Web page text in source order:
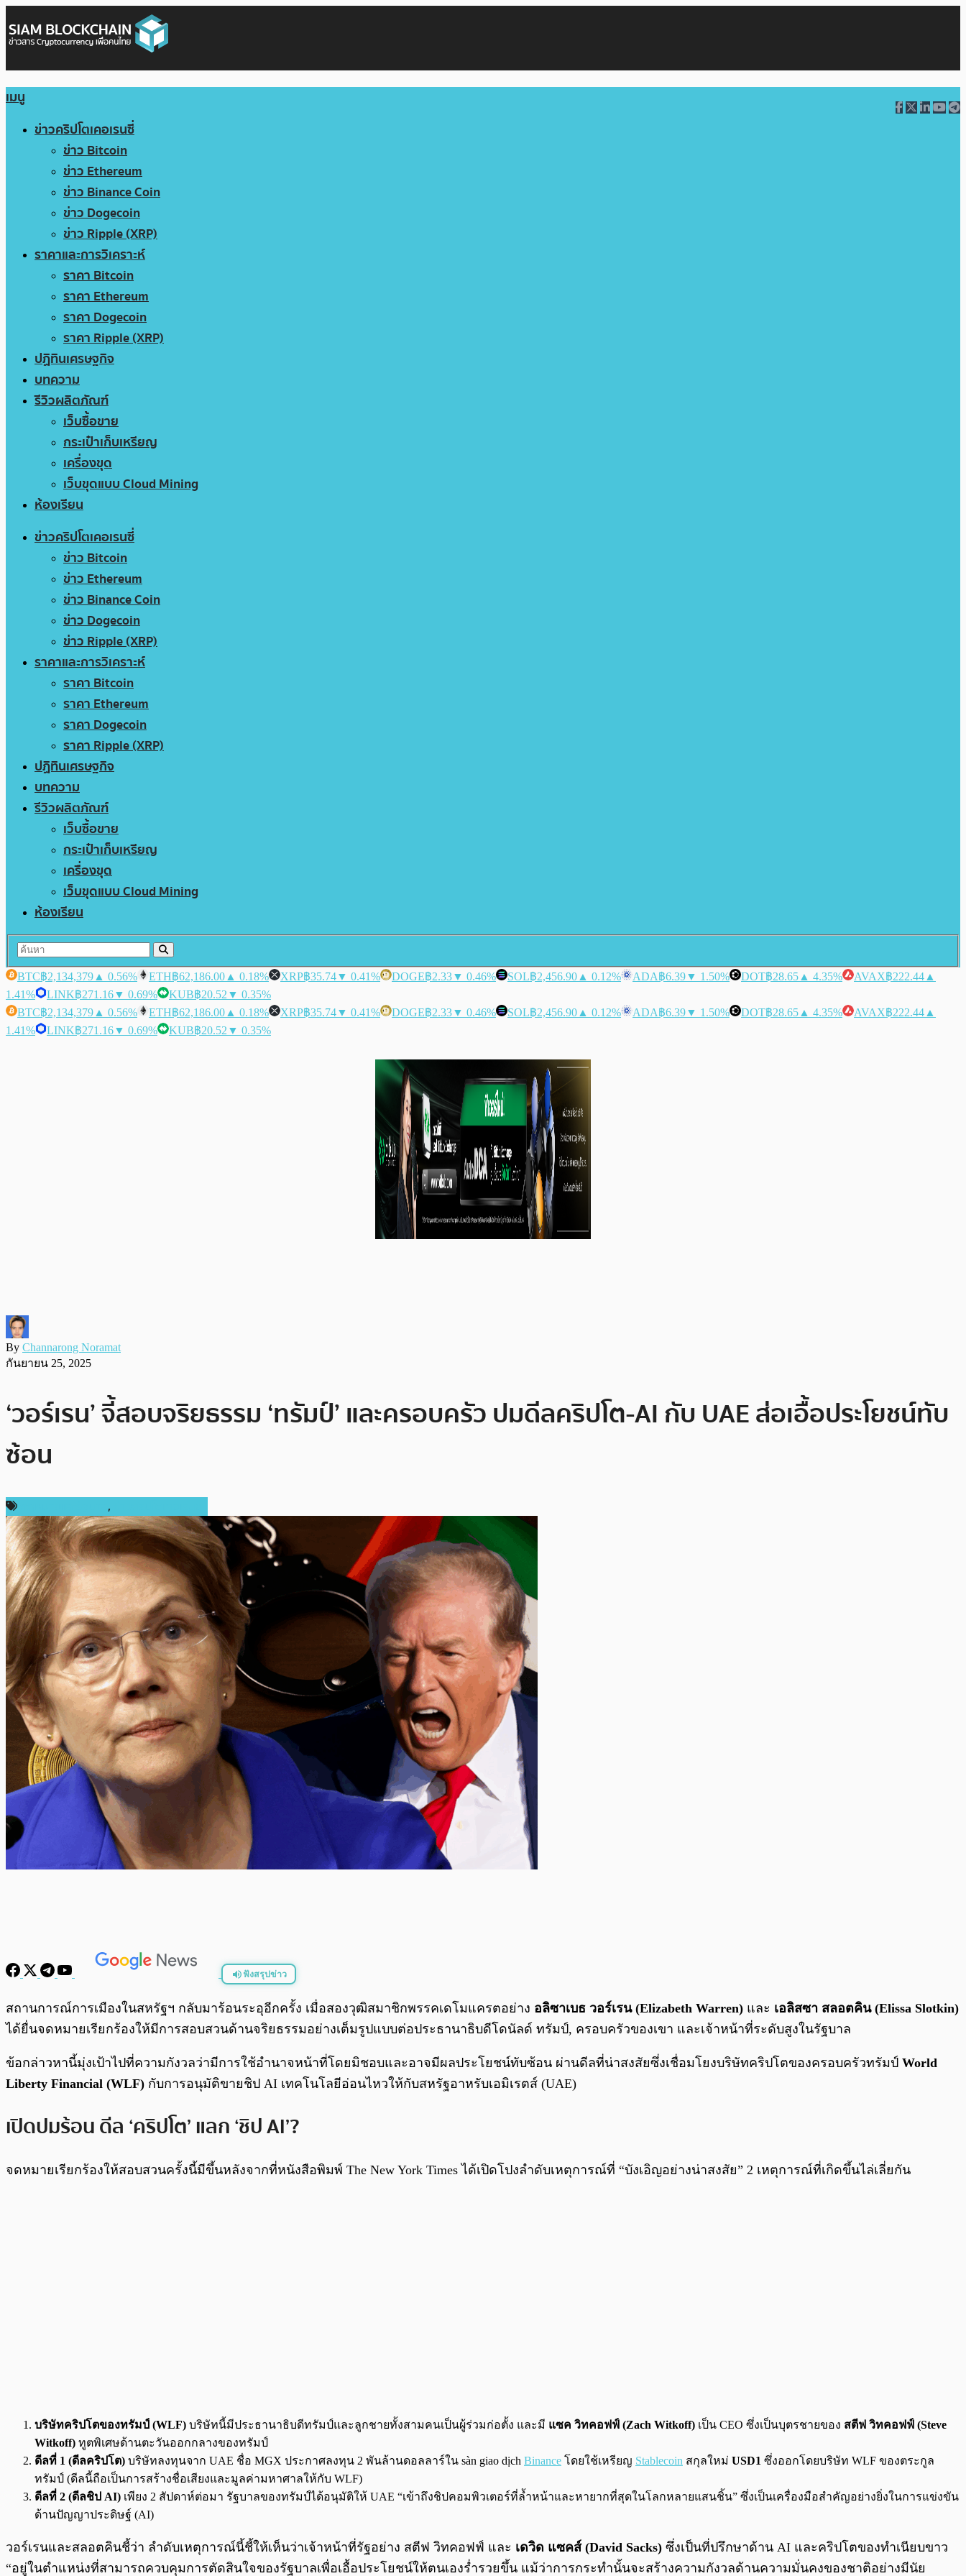
เมนู
ข่าวคริปโตเคอเรนซี่
ข่าว Bitcoin
ข่าว Ethereum
ข่าว Binance Coin
ข่าว Dogecoin
ข่าว Ripple (XRP)
ราคาและการวิเคราะห์
ราคา Bitcoin
ราคา Ethereum
ราคา Dogecoin
ราคา Ripple (XRP)
ปฏิทินเศรษฐกิจ
บทความ
รีวิวผลิตภัณฑ์
เว็บซื้อขาย
กระเป๋าเก็บเหรียญ
เครื่องขุด
เว็บขุดแบบ Cloud Mining
ห้องเรียน
ข่าวคริปโตเคอเรนซี่
ข่าว Bitcoin
ข่าว Ethereum
ข่าว Binance Coin
ข่าว Dogecoin
ข่าว Ripple (XRP)
ราคาและการวิเคราะห์
ราคา Bitcoin
ราคา Ethereum
ราคา Dogecoin
ราคา Ripple (XRP)
ปฏิทินเศรษฐกิจ
บทความ
รีวิวผลิตภัณฑ์
เว็บซื้อขาย
กระเป๋าเก็บเหรียญ
เครื่องขุด
เว็บขุดแบบ Cloud Mining
ห้องเรียน
BTC฿2,134,379 ▲ 0.56% ETH฿62,186.00 ▲ 0.18% XRP฿35.74▼ 0.41% DOGE฿2.33▼ 0.46% SOL฿2,456.90 ▲ 0.12% ADA฿6.39▼ 1.50% DOT฿28.65 ▲ 4.35% AVAX฿222.44 ▲
1.41%
LINK฿271.16▼ 0.69% KUB฿20.52 ▼ 0.35%
BTC฿2,134,379 ▲ 0.56% ETH฿62,186.00 ▲ 0.18% XRP฿35.74▼ 0.41% DOGE฿2.33▼ 0.46% SOL฿2,456.90 ▲ 0.12% ADA฿6.39▼ 1.50% DOT฿28.65 ▲ 4.35% AVAX฿222.44 ▲
1.41%
LINK฿271.16▼ 0.69% KUB฿20.52 ▼ 0.35%
By Channarong Noramat
กันยายน 25, 2025
‘วอร์เรน’ จี้สอบจริยธรรม ‘ทรัมป์’ และครอบครัว ปมดีลคริปโต-AI กับ UAE ส่อเอื้อประโยชน์ทับ
ซ้อน
,
ฟังสรุปข่าว
พร้อมเล่น 0:00/0:00
สถานการณ์การเมืองในสหรัฐฯ กลับมาร้อนระอุอีกครั้ง เมื่อสองวุฒิสมาชิกพรรคเดโมแครตอย่าง อลิซาเบธ วอร์เรน (Elizabeth Warren) และ เอลิสซา สลอตคิน (Elissa Slotkin)
ได้ยื่นจดหมายเรียกร้องให้มีการสอบสวนด้านจริยธรรมอย่างเต็มรูปแบบต่อประธานาธิบดีโดนัลด์ ทรัมป์, ครอบครัวของเขา และเจ้าหน้าที่ระดับสูงในรัฐบาล
ข้อกล่าวหานี้มุ่งเป้าไปที่ความกังวลว่ามีการใช้อำนาจหน้าที่โดยมิชอบและอาจมีผลประโยชน์ทับซ้อน ผ่านดีลที่น่าสงสัยซึ่งเชื่อมโยงบริษัทคริปโตของครอบครัวทรัมป์ World
Liberty Financial (WLF) กับการอนุมัติขายชิป AI เทคโนโลยีอ่อนไหวให้กับสหรัฐอาหรับเอมิเรตส์ (UAE)
เปิดปมร้อน ดีล ‘คริปโต’ แลก ‘ชิป AI’?
จดหมายเรียกร้องให้สอบสวนครั้งนี้มีขึ้นหลังจากที่หนังสือพิมพ์ The New York Times ได้เปิดโปงลำดับเหตุการณ์ที่ “บังเอิญอย่างน่าสงสัย” 2 เหตุการณ์ที่เกิดขึ้นไล่เลี่ยกัน
บริษัทคริปโตของทรัมป์ (WLF) บริษัทนี้มีประธานาธิบดีทรัมป์และลูกชายทั้งสามคนเป็นผู้ร่วมก่อตั้ง และมี แซค วิทคอฟฟ์ (Zach Witkoff) เป็น CEO ซึ่งเป็นบุตรชายของ สตีฟ วิทคอฟฟ์ (Steve
Witkoff) ทูตพิเศษด้านตะวันออกกลางของทรัมป์
ดีลที่ 1 (ดีลคริปโต) บริษัทลงทุนจาก UAE ชื่อ MGX ประกาศลงทุน 2 พันล้านดอลลาร์ใน sàn giao dịch Binance โดยใช้เหรียญ Stablecoin สกุลใหม่ USD1 ซึ่งออกโดยบริษัท WLF ของตระกูล
ทรัมป์ (ดีลนี้ถือเป็นการสร้างชื่อเสียงและมูลค่ามหาศาลให้กับ WLF)
ดีลที่ 2 (ดีลชิป AI) เพียง 2 สัปดาห์ต่อมา รัฐบาลของทรัมป์ได้อนุมัติให้ UAE “เข้าถึงชิปคอมพิวเตอร์ที่ล้ำหน้าและหายากที่สุดในโลกหลายแสนชิ้น” ซึ่งเป็นเครื่องมือสำคัญอย่างยิ่งในการแข่งขัน
ด้านปัญญาประดิษฐ์ (AI)
วอร์เรนและสลอตคินชี้ว่า ลำดับเหตุการณ์นี้ชี้ให้เห็นว่าเจ้าหน้าที่รัฐอย่าง สตีฟ วิทคอฟฟ์ และ เดวิด แซคส์ (David Sacks) ซึ่งเป็นที่ปรึกษาด้าน AI และคริปโตของทำเนียบขาว
“อยู่ในตำแหน่งที่สามารถควบคุมการตัดสินใจของรัฐบาลเพื่อเอื้อประโยชน์ให้ตนเองร่ำรวยขึ้น แม้ว่าการกระทำนั้นจะสร้างความกังวลด้านความมั่นคงของชาติอย่างมีนัย